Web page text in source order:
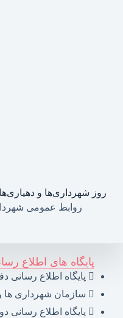
روز شهرداری‌ها و دهیاری‌ها
روابط عمومی
پایگاه های اطلاع
پایگاه اطلاع رسانی
سازمان شهرداری ها
پایگاه اطلاع رسانی